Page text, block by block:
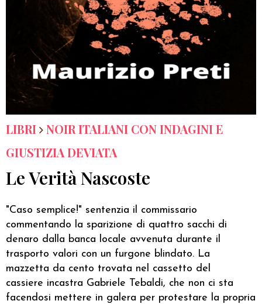
LIBRI
NOIR ITALIANI CON INDAGINI E
GIUSTIZIA DEVIATA
Le Verità Nascoste
"Caso semplice!" sentenzia il commissario
commentando la sparizione di quattro sacchi di
denaro dalla banca locale avvenuta durante il
trasporto valori con un furgone blindato. La
mazzetta da cento trovata nel cassetto del
cassiere incastra Gabriele Tebaldi, che non ci sta
facendosi mettere in galera per protestare la propria